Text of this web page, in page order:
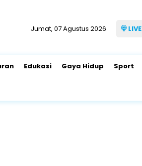
Jumat, 07 Agustus 2026 LIVE
Edukasi Gaya Hidup Sport